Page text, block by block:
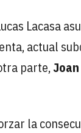
Lacasa
actual
parte,
la